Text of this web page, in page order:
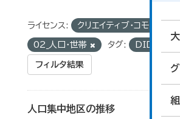
ライセンス: クリエイティブ・コモンズ 表
02_人口・世帯 タグ: DID地区
フィルタ結果
人口集中地区の推移